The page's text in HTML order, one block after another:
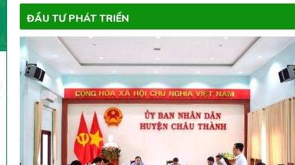
ĐẦU TƯ PHÁT TRIỂN